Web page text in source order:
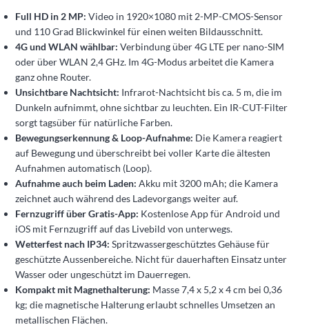
Full HD in 2 MP: Video in 1920×1080 mit 2-MP-CMOS-Sensor
und 110 Grad Blickwinkel für einen weiten Bildausschnitt.
4G und WLAN wählbar: Verbindung über 4G LTE per nano-SIM
oder über WLAN 2,4 GHz. Im 4G-Modus arbeitet die Kamera
ganz ohne Router.
Unsichtbare Nachtsicht: Infrarot-Nachtsicht bis ca. 5 m, die im
Dunkeln aufnimmt, ohne sichtbar zu leuchten. Ein IR-CUT-Filter
sorgt tagsüber für natürliche Farben.
Bewegungserkennung & Loop-Aufnahme: Die Kamera reagiert
auf Bewegung und überschreibt bei voller Karte die ältesten
Aufnahmen automatisch (Loop).
Aufnahme auch beim Laden: Akku mit 3200 mAh; die Kamera
zeichnet auch während des Ladevorgangs weiter auf.
Fernzugriff über Gratis-App: Kostenlose App für Android und
iOS mit Fernzugriff auf das Livebild von unterwegs.
Wetterfest nach IP34: Spritzwassergeschütztes Gehäuse für
geschützte Aussenbereiche. Nicht für dauerhaften Einsatz unter
Wasser oder ungeschützt im Dauerregen.
Kompakt mit Magnethalterung: Masse 7,4 x 5,2 x 4 cm bei 0,36
kg; die magnetische Halterung erlaubt schnelles Umsetzen an
metallischen Flächen.